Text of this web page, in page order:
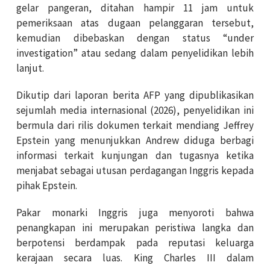
gelar pangeran, ditahan hampir 11 jam untuk
pemeriksaan atas dugaan pelanggaran tersebut,
kemudian dibebaskan dengan status “under
investigation” atau sedang dalam penyelidikan lebih
lanjut.
Dikutip dari laporan berita AFP yang dipublikasikan
sejumlah media internasional (2026), penyelidikan ini
bermula dari rilis dokumen terkait mendiang Jeffrey
Epstein yang menunjukkan Andrew diduga berbagi
informasi terkait kunjungan dan tugasnya ketika
menjabat sebagai utusan perdagangan Inggris kepada
pihak Epstein.
Pakar monarki Inggris juga menyoroti bahwa
penangkapan ini merupakan peristiwa langka dan
berpotensi berdampak pada reputasi keluarga
kerajaan secara luas. King Charles III dalam